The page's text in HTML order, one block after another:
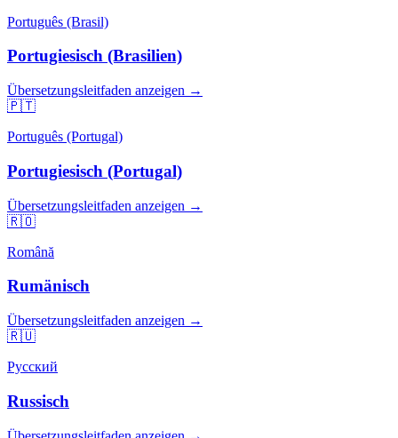
Português (Brasil)
Portugiesisch (Brasilien)
Übersetzungsleitfaden anzeigen →
🇵🇹
Português (Portugal)
Portugiesisch (Portugal)
Übersetzungsleitfaden anzeigen →
🇷🇴
Română
Rumänisch
Übersetzungsleitfaden anzeigen →
🇷🇺
Русский
Russisch